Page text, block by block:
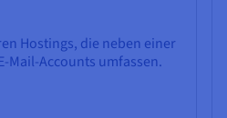
Hostings, die neben einer
Mail-Accounts umfassen.